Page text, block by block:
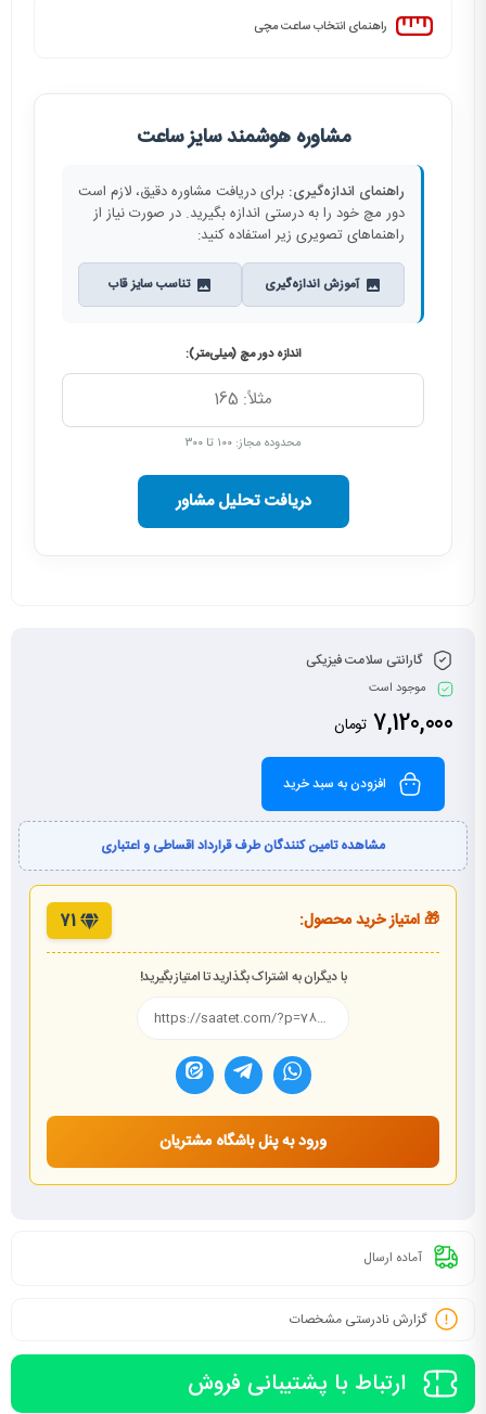
راهنمای انتخاب ساعت مچی
مشاوره هوشمند سایز ساعت
راهنمای اندازه‌گیری: برای دریافت مشاوره دقیق، لازم است
دور مچ خود را به درستی اندازه بگیرید. در صورت نیاز از
راهنماهای تصویری زیر استفاده کنید:
آموزش اندازه‌گیری تناسب سایز قاب
اندازه دور مچ (میلی‌متر):
محدوده مجاز: ۱۰۰ تا ۳۰۰
دریافت تحلیل مشاور
گارانتی سلامت فیزیکی
موجود است
7,120,000 تومان
افزودن به سبد خرید
مشاهده تامین کنندگان طرف قرارداد اقساطی و اعتباری
🎁 امتیاز خرید محصول: 71
با دیگران به اشتراک بگذارید تا امتیاز بگیرید!
ورود به پنل باشگاه مشتریان
آماده ارسال
گزارش نادرستی مشخصات
ارتباط با پشتیبانی فروش